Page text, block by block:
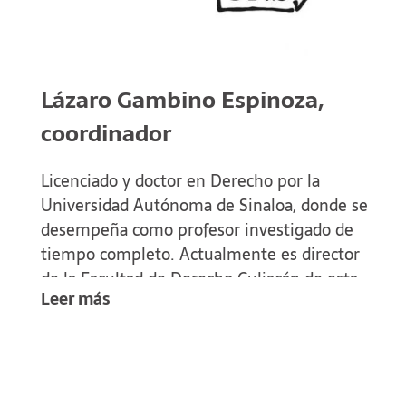
Lázaro Gambino Espinoza,
coordinador
Licenciado y doctor en Derecho por la
Universidad Autónoma de Sinaloa, donde se
desempeña como profesor investigado de
tiempo completo. Actualmente es director
de la Facultad de Derecho Culiacán de esta
institución.
Leer más